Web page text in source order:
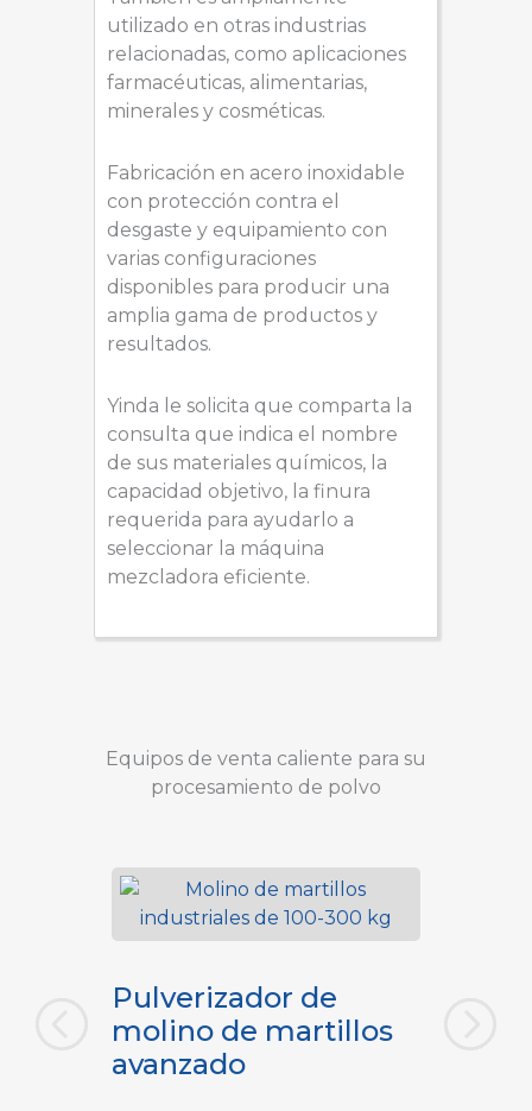
utilizado en otras industrias
relacionadas, como aplicaciones
farmacéuticas, alimentarias,
minerales y cosméticas.
Fabricación en acero inoxidable
con protección contra el
desgaste y equipamiento con
varias configuraciones
disponibles para producir una
amplia gama de productos y
resultados.
Yinda le solicita que comparta la
consulta que indica el nombre
de sus materiales químicos, la
capacidad objetivo, la finura
requerida para ayudarlo a
seleccionar la máquina
mezcladora eficiente.
Equipos de venta caliente para su
procesamiento de polvo
Pulverizador de
molino de martillos
avanzado